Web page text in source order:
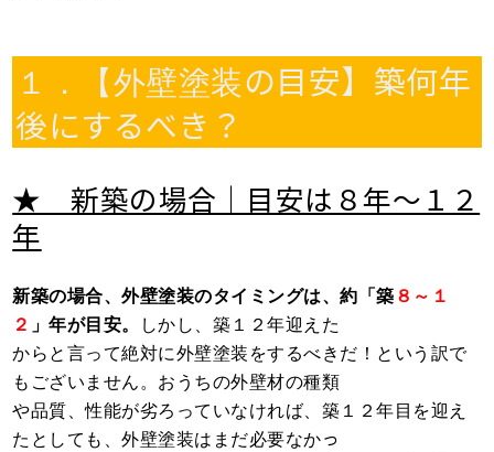
１．【外壁塗装の目安】築何年
後にするべき？
★ 新築の場合｜目安は８年～１２
年
新築の場合、外壁塗装のタイミングは、約「築 ８～１
２ 」年が目安。
しかし、築１２年迎えた
からと言って絶対に外壁塗装をするべきだ！という訳で
もございません。おうちの外壁材の種類
や品質、性能が劣ろっていなければ、築１２年目を迎え
たとしても、外壁塗装はまだ必要なかっ